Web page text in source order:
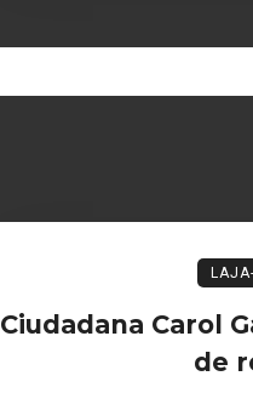
Ciudadana Carol
de